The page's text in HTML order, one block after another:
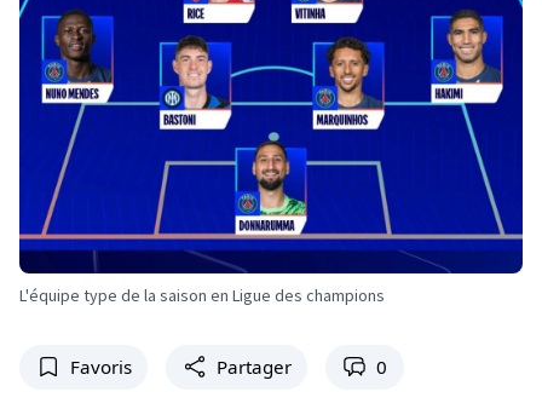
L'équipe type de la saison en Ligue des champions
Favoris Partager 0